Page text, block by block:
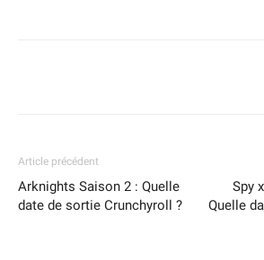
Article précédent
Arknights Saison 2 : Quelle
date de sortie Crunchyroll ?
Spy
Quelle